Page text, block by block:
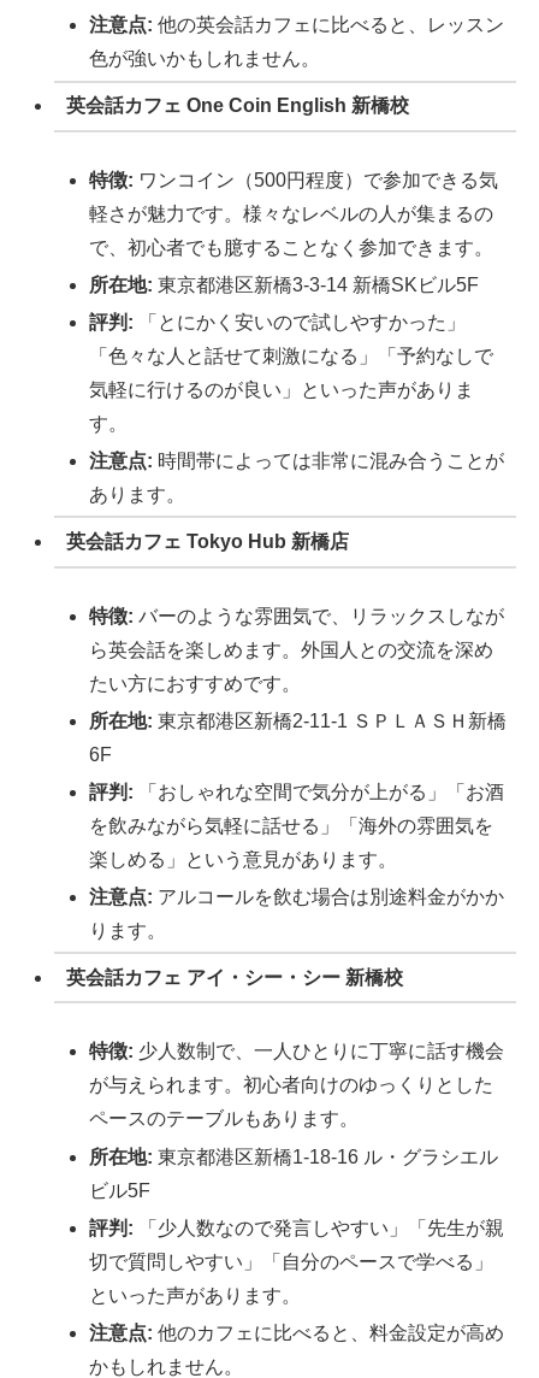
注意点: 他の英会話カフェに比べると、レッスン
色が強いかもしれません。
英会話カフェ One Coin English 新橋校
特徴: ワンコイン（500円程度）で参加できる気
軽さが魅力です。様々なレベルの人が集まるの
で、初心者でも臆することなく参加できます。
所在地: 東京都港区新橋3-3-14 新橋SKビル5F
評判: 「とにかく安いので試しやすかった」
「色々な人と話せて刺激になる」「予約なしで
気軽に行けるのが良い」といった声がありま
す。
注意点: 時間帯によっては非常に混み合うことが
あります。
英会話カフェ Tokyo Hub 新橋店
特徴: バーのような雰囲気で、リラックスしなが
ら英会話を楽しめます。外国人との交流を深め
たい方におすすめです。
所在地: 東京都港区新橋2-11-1 ＳＰＬＡＳＨ新橋
6F
評判: 「おしゃれな空間で気分が上がる」「お酒
を飲みながら気軽に話せる」「海外の雰囲気を
楽しめる」という意見があります。
注意点: アルコールを飲む場合は別途料金がかか
ります。
英会話カフェ アイ・シー・シー 新橋校
特徴: 少人数制で、一人ひとりに丁寧に話す機会
が与えられます。初心者向けのゆっくりとした
ペースのテーブルもあります。
所在地: 東京都港区新橋1-18-16 ル・グラシエル
ビル5F
評判: 「少人数なので発言しやすい」「先生が親
切で質問しやすい」「自分のペースで学べる」
といった声があります。
注意点: 他のカフェに比べると、料金設定が高め
かもしれません。